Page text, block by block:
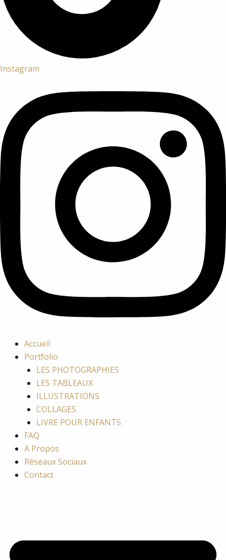
Instagram
Accueil
Portfolio
LES PHOTOGRAPHIES
LES TABLEAUX
ILLUSTRATIONS
COLLAGES
LIVRE POUR ENFANTS
FAQ
A Propos
Réseaux Sociaux
Contact